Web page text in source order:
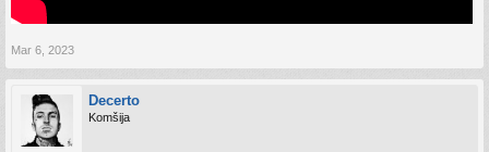
Mar 6, 2023
Decerto
Komšija